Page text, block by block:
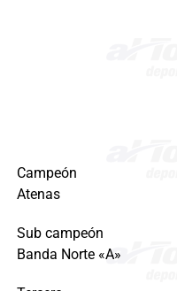
Campeón
Atenas
Sub campeón
Banda Norte «A»